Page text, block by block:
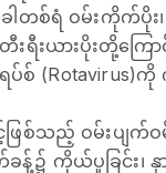
ခါတစ်ရံ ဝမ်းကိုက်ပို
ရီးယားပိုးတို့ကြေ
စ် (Rotavirus)ကို
င့်ဖြစ်သည့် ဝမ်းပျက်ဝ
ကိုယ်ပူခြင်း၊ နှာစ